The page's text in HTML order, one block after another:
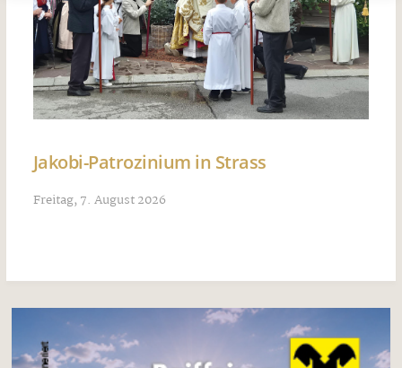
Jakobi-Patrozinium in Strass
Freitag, 7. August 2026